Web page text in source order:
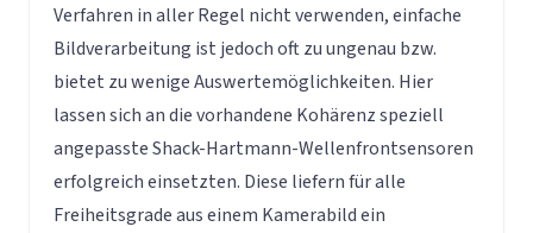
Verfahren in aller Regel nicht verwenden, einfache
Bildverarbeitung ist jedoch oft zu ungenau bzw.
bietet zu wenige Auswertemöglichkeiten. Hier
lassen sich an die vorhandene Kohärenz speziell
angepasste Shack-Hartmann-Wellenfrontsensoren
erfolgreich einsetzten. Diese liefern für alle
Freiheitsgrade aus einem Kamerabild ein